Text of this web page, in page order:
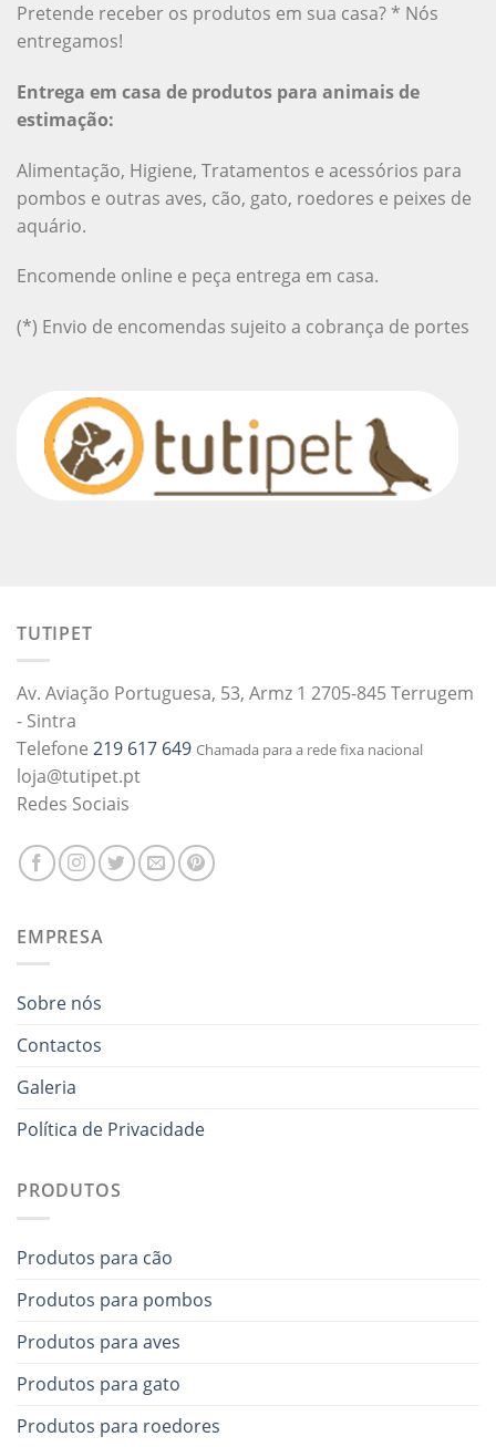
Pretende receber os produtos em sua casa? * Nós
entregamos!
Entrega em casa de produtos para animais de
estimação:
Alimentação, Higiene, Tratamentos e acessórios para
pombos e outras aves, cão, gato, roedores e peixes de
aquário.
Encomende online e peça entrega em casa.
(*) Envio de encomendas sujeito a cobrança de portes
TUTIPET
Av. Aviação Portuguesa, 53, Armz 1 2705-845 Terrugem
- Sintra
Telefone 219 617 649 Chamada para a rede fixa nacional
loja@tutipet.pt
Redes Sociais
EMPRESA
Sobre nós
Contactos
Galeria
Política de Privacidade
PRODUTOS
Produtos para cão
Produtos para pombos
Produtos para aves
Produtos para gato
Produtos para roedores